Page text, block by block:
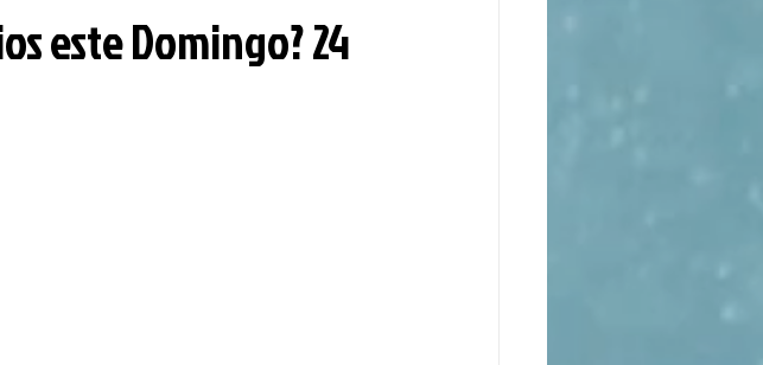
este Domingo? 24